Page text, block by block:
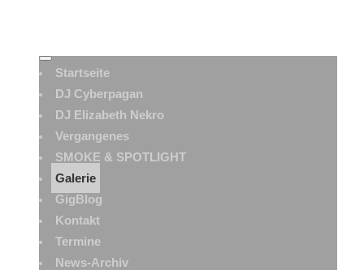
Startseite
DJ Cyberpagan
DJ Elizabeth Nekro
Vergangenes
SMOKE & SPOTLIGHT
Galerie
GigBlog
Kontakt
Termine
News-Archiv